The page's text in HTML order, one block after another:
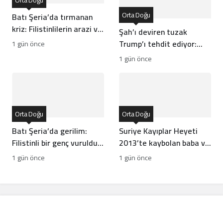
Batı Şeria’da tırmanan
kriz: Filistinlilerin arazi ve
mülklerine baskı artıyor
1 gün önce
Şah’ı deviren tuzak
Trump’ı tehdit ediyor:
Batı İran rejiminin
direncini neden yanlış
Orta Doğu
1 gün önce
Batı Şeria’da gerilim:
Filistinli bir genç vuruldu,
sınıflar yıkıldı
Orta Doğu
1 gün önce
Suriye Kayıplar Heyeti
2013’te kaybolan baba ve
oğlun akıbetini açıkladı
Orta Doğu
1 gün önce